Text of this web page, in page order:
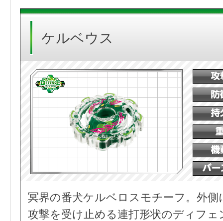
ケルベウス
冥界の番犬ケルベロスモチーフ。外
攻撃を受け止める連打形状のディフ